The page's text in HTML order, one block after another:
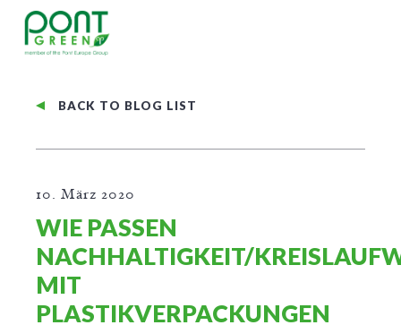
BACK TO BLOG LIST
10. März 2020
WIE PASSEN
NACHHALTIGKEIT/
MIT
PLASTIKVERPACKUNGEN